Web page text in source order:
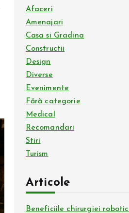
Afaceri
Amenajari
Casa si Gradina
Constructii
Design
Diverse
Evenimente
Fără categorie
Medical
Recomandari
Stiri
Turism
Articole
Beneficiile chirurgiei